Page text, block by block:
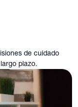
de cuidado
plazo.